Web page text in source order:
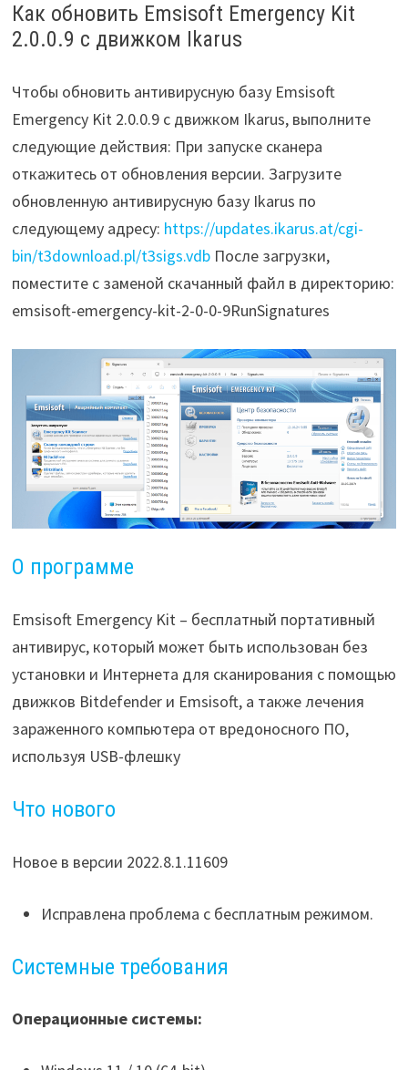
Как обновить Emsisoft Emergency Kit
2.0.0.9 с движком Ikarus
Чтобы обновить антивирусную базу Emsisoft
Emergency Kit 2.0.0.9 с движком Ikarus, выполните
следующие действия: При запуске сканера
откажитесь от обновления версии. Загрузите
обновленную антивирусную базу Ikarus по
следующему адресу: https://updates.ikarus.at/cgi-
bin/t3download.pl/t3sigs.vdbПосле загрузки,
поместите с заменой скачанный файл в директорию:
emsisoft-emergency-kit-2-0-0-9RunSignatures
О программе
Emsisoft Emergency Kit – бесплатный портативный
антивирус, который может быть использован без
установки и Интернета для сканирования с помощью
движков Bitdefender и Emsisoft, а также лечения
зараженного компьютера от вредоносного ПО,
используя USB-флешку
Что нового
Новое в версии 2022.8.1.11609
Исправлена проблема с бесплатным режимом.
Системные требования
Операционные системы: